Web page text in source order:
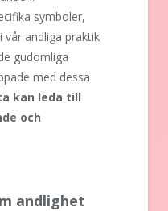
symboler,
andliga praktik
gudomliga
med dessa
kan leda till
och
andlighet